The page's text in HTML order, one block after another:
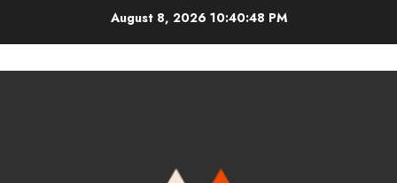
August 8, 2026 10:40:49 PM